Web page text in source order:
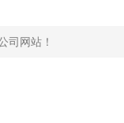
司网站 ！